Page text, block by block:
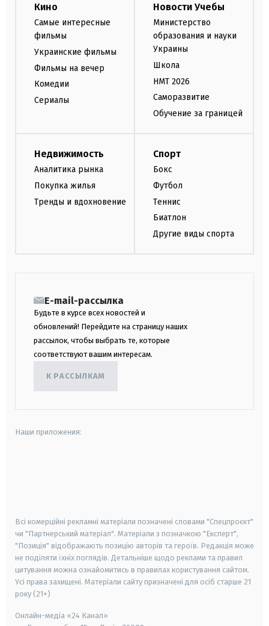
Кино
Самые интересные
фильмы
Украинские фильмы
Фильмы на вечер
Комедии
Сериалы
Новости Учебы
Министерство
образования и науки
Украины
Школа
НМТ 2026
Саморазвитие
Обучение за границей
Недвижимость
Аналитика рынка
Покупка жилья
Тренды и вдохновение
Спорт
Бокс
Футбол
Теннис
Биатлон
Другие виды спорта
E-mail-рассылка
Будьте в курсе всех новостей и
обновлений! Перейдите на страницу наших
рассылок, чтобы выбрать те, которые
соответствуют вашим интересам.
К РАССЫЛКАМ
Наши приложения:
Всі комерційні рекламні матеріали позначені словами "Спецпроєкт"
чи "Партнерський матеріал". Матеріали з позначкою "Експерт",
"Позиція" відображають позицію авторів та героїв. Редакція може
не поділяти їхніх поглядів. Детальніше щодо реклами та правил
цитування можна ознайомитись в правилах користування сайтом.
Усі права захищені. Матеріали сайту призначені для осіб старше 21
року (21+)
Онлайн-медіа «24 Канал»